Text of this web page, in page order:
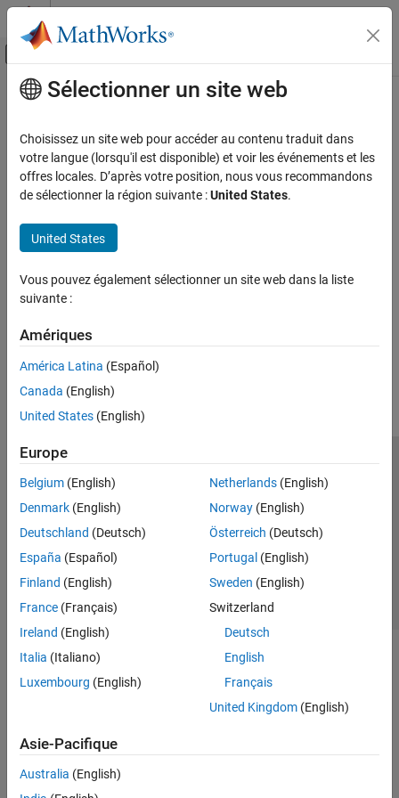
Passer au contenu
Activer/désactiver l'affichage du menu
Accueil de la documentation
FPGA, ASIC, and SoC Development
Contenu principal
How useful was this information?
Sélectionner un site web
Choisissez un site web pour accéder au contenu traduit dans
votre langue (lorsqu'il est disponible) et voir les événements et les
offres locales. D’après votre position, nous vous recommandons
de sélectionner la région suivante :United States.
United States
Vous pouvez également sélectionner un site web dans la liste
suivante :
Amériques
América Latina (Español)
Canada (English)
United States (English)
Europe
Belgium (English)
Denmark (English)
Deutschland (Deutsch)
España (Español)
Finland (English)
France (Français)
Ireland (English)
Italia (Italiano)
Luxembourg (English)
Netherlands(English)
Norway(English)
Österreich (Deutsch)
Portugal (English)
Sweden (English)
Switzerland
Deutsch
English
Français
United Kingdom(English)
Asie-Pacifique
Australia (English)
Lutte anti-piratage
Contacts locaux
© 1994-2026 The MathWorks, Inc.